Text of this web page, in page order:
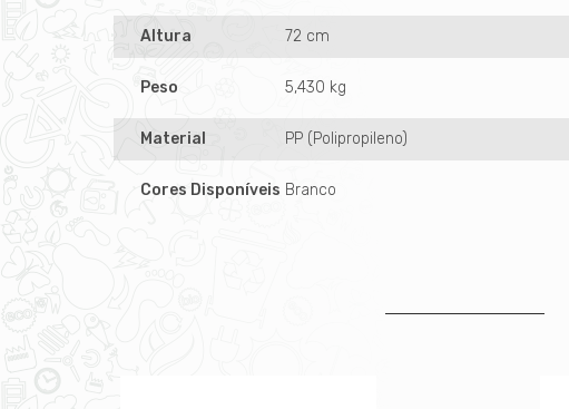
Altura 72 cm
Peso 5,430 kg
Material PP (Polipropileno)
Cores Disponíveis Branco